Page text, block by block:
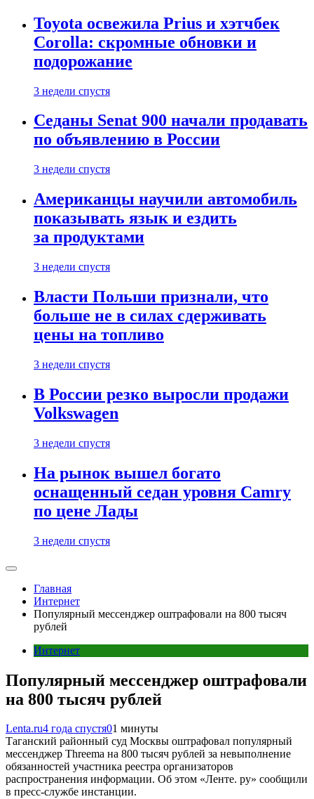
Toyota освежила Prius и хэтчбек
Corolla: скромные обновки и
подорожание
3 недели спустя
Седаны Senat 900 начали продавать
по объявлению в России
3 недели спустя
Американцы научили автомобиль
показывать язык и ездить
за продуктами
3 недели спустя
Власти Польши признали, что
больше не в силах сдерживать
цены на топливо
3 недели спустя
В России резко выросли продажи
Volkswagen
3 недели спустя
На рынок вышел богато
оснащенный седан уровня Camry
по цене Лады
3 недели спустя
Главная
Интернет
Популярный мессенджер оштрафовали на 800 тысяч
рублей
Интернет
Популярный мессенджер оштрафовали
на 800 тысяч рублей
Lenta.ru4 года спустя01 минуты
Таганский районный суд Москвы оштрафовал популярный
мессенджер Threema на 800 тысяч рублей за невыполнение
обязанностей участника реестра организаторов
распространения информации. Об этом «Ленте. ру» сообщили
в пресс-службе инстанции.